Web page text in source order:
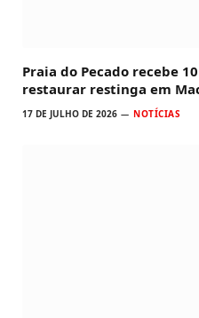
Praia do Pecado recebe
restaurar restinga em
17 DE JULHO DE 2026 NOTÍCIAS